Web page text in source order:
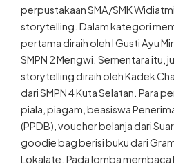
perpustakaan SMA/SMK
storytelling. Dalam kategori
pertama diraih oleh I Gusti Ayu
SMPN 2 Mengwi. Sementara itu,
storytelling diraih oleh Kadek
dari SMPN 4 Kuta Selatan. Para
piala, piagam, beasiswa
(PPDB), voucher belanja dari
goodie bag berisi buku dari
Lokalate. Pada lomba membaca